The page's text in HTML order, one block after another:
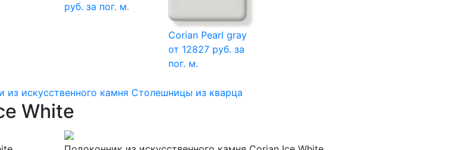
руб. за пог. м.
Corian Pearl gray
от 12827 руб. за
пог. м.
из искусственного камня Столешницы из кварца
White